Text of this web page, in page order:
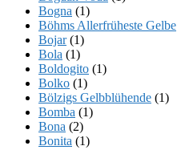
Bogna (1)
Böhms Allerfrüheste Gelbe
Bojar(1)
Bola (1)
Boldogito (1)
Bolko (1)
Bölzigs Gelbblühende (1)
Bomba (1)
Bona (2)
Bonita (1)